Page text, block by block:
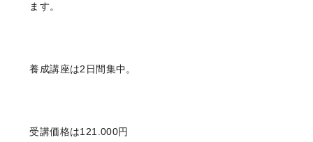
ます。
養成講座は2日間集中。
受講価格は121.000円